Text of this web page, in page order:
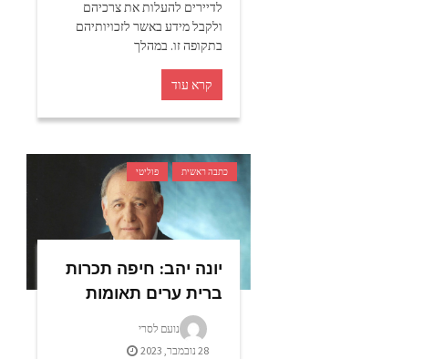
לדיירים להעלות את צרכיהם
ולקבל מידע באשר לזכויותיהם
בתקופה זו. במהלך
קרא עוד
כתבה ראשית פוליטי
יונה יהב: חיפה תכרות
ברית ערים תאומות
נועם לסרי
28 נובמבר, 2023